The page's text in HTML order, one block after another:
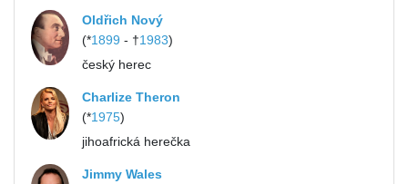
Oldřich Nový
(*1899 - †1983)
český herec
Charlize Theron
(*1975)
jihoafrická herečka
Jimmy Wales